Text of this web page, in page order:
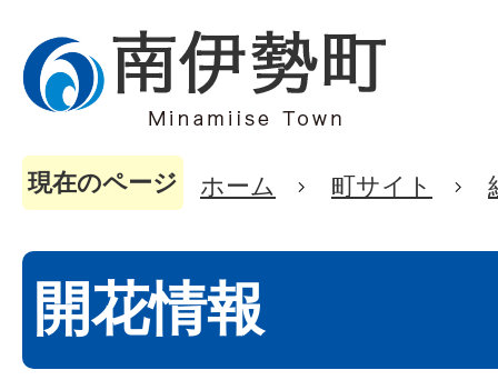
現在のページ ホーム 町サイト
開花情報